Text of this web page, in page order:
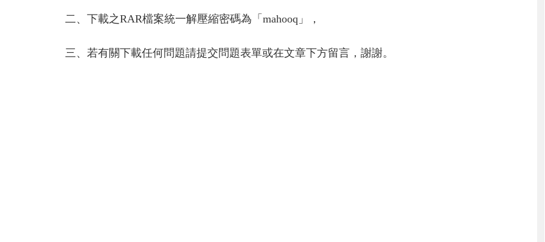
二、下載之RAR檔案統一解壓縮密碼為「mahooq」，
三、若有關下載任何問題請提交問題表單或在文章下方留言，謝謝。